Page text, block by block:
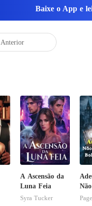
Baixe o App e
Anterior
A Ascensão da
Luna Feia
Syra Tucker